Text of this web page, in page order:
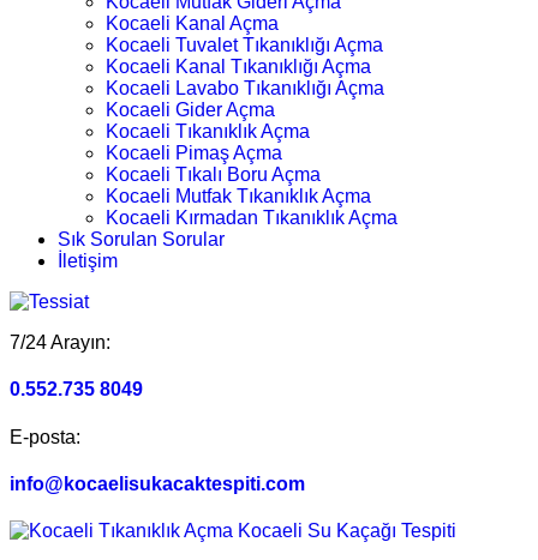
Kocaeli Kanal Açma
Kocaeli Tuvalet Tıkanıklığı Açma
Kocaeli Kanal Tıkanıklığı Açma
Kocaeli Lavabo Tıkanıklığı Açma
Kocaeli Gider Açma
Kocaeli Tıkanıklık Açma
Kocaeli Pimaş Açma
Kocaeli Tıkalı Boru Açma
Kocaeli Mutfak Tıkanıklık Açma
Kocaeli Kırmadan Tıkanıklık Açma
Sık Sorulan Sorular
İletişim
7/24 Arayın:
0.552.735 8049
E-posta:
info@kocaelisukacaktespiti.com